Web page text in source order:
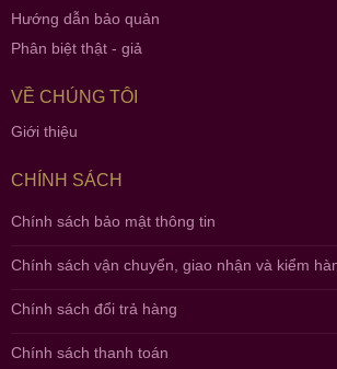
Hướng dẫn bảo quản
Phân biệt thật - giả
VỀ CHÚNG TÔI
Giới thiệu
CHÍNH SÁCH
Chính sách bảo mật thông tin
Chính sách vận chuyển, giao nhận và kiểm
Chính sách đổi trả hàng
Chính sách thanh toán